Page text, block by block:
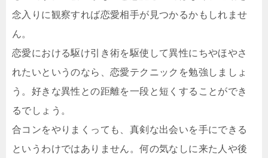
念入りに観察すれば恋愛相手が見つかるかもしれませ
ん。
恋愛における駆け引き術を駆使して異性にちやほやさ
れたいというのなら、恋愛テクニックを勉強しましょ
う。好きな異性との距離を一段と短くすることができ
るでしょう。
合コンをやりまくっても、真剣な出会いを手にできる
というわけではありません。何の気なしに来た人や後